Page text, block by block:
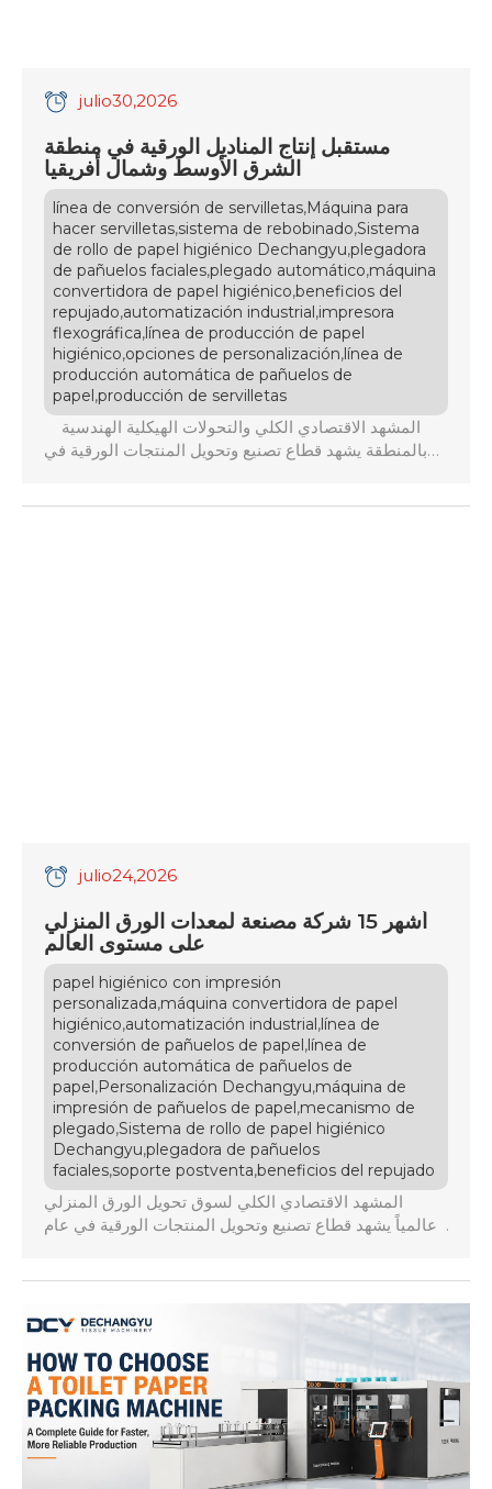
julio30,2026
مستقبل إنتاج المناديل الورقية في منطقة
الشرق الأوسط وشمال أفريقيا
línea de conversión de servilletas,Máquina para
hacer servilletas,sistema de rebobinado,Sistema
de rollo de papel higiénico Dechangyu,plegadora
de pañuelos faciales,plegado automático,máquina
convertidora de papel higiénico,beneficios del
repujado,automatización industrial,impresora
flexográfica,línea de producción de papel
higiénico,opciones de personalización,línea de
producción automática de pañuelos de
papel,producción de servilletas
بالمنطقة يشهد قطاع تصنيع وتحويل المنتجات الورقية في
julio24,2026
أشهر 15 شركة مصنعة لمعدات الورق المنزلي
على مستوى العالم
papel higiénico con impresión
personalizada,máquina convertidora de papel
higiénico,automatización industrial,línea de
conversión de pañuelos de papel,línea de
producción automática de pañuelos de
papel,Personalización Dechangyu,máquina de
impresión de pañuelos de papel,mecanismo de
plegado,Sistema de rollo de papel higiénico
Dechangyu,plegadora de pañuelos
faciales,soporte postventa,beneficios del repujado
المشهد الاقتصادي الكلي لسوق تحويل الورق المنزلي
عالمياً يشهد قطاع تصنيع وتحويل المنتجات الورقية في عام
ضغوطاً متزايدة ناتجة عن تقلبات أسعار السليلوز واللب